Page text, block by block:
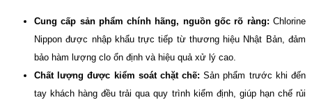
Cung cấp sản phẩm chính hãng, nguồn gốc rõ ràng: Chlorine
Nippon được nhập khẩu trực tiếp từ thương hiệu Nhật Bản, đảm
bảo hàm lượng clo ổn định và hiệu quả xử lý cao.
Chất lượng được kiểm soát chặt chẽ: Sản phẩm trước khi đến
tay khách hàng đều trải qua quy trình kiểm định, giúp hạn chế rủi